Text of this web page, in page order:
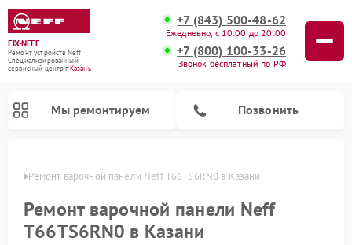
FIX-NEFF
Ремонт устройств Neff
Специализированный
cервисный центр г.Казань
+7 (843) 500-48-62
Ежедневно, с 10:00 до 20:00
+7 (800) 100-33-26
Звонок бесплатный по РФ
Мы ремонтируем Позвонить
Ремонт варочной панели Neff T66TS6RN0 в Казани
Ремонт варочной панели Neff
T66TS6RN0 в Казани